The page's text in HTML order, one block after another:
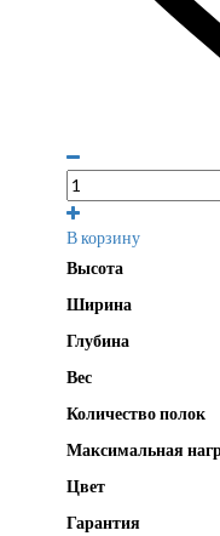
В корзину
Высота
Ширина
Глубина
Вес
Количество полок
Максимальная
Цвет
Гарантия